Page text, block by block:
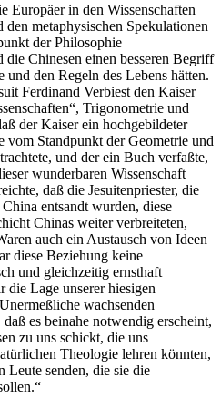
Europäer in den Wissenschaften
metaphysischen Spekulationen
der Philosophie
die Chinesen einen besseren Begriff
den Regeln des Lebens hätten.
Ferdinand Verbiest den Kaiser
Trigonometrie und
der Kaiser ein hochgebildeter
vom Standpunkt der Geometrie und
und der ein Buch verfaßte,
wunderbaren Wissenschaft
daß die Jesuitenpriester, die
entsandt wurden, diese
Chinas weiter verbreiteten,
auch ein Austausch von Ideen
diese Beziehung keine
und gleichzeitig ernsthaft
die Lage unserer hiesigen
wachsenden
es beinahe notwendig erscheint,
zu uns schickt, die uns
Theologie lehren könnten,
senden, die sie die